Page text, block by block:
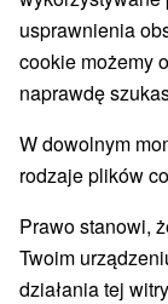
Wybierz
Najlepiej
Wsie i miasta
wellness pobyty
usprawnienia
cookie możemy
naprawdę
W dowolnym
rodzaje plików
Prawo stanowi,
Twoim
działania tej